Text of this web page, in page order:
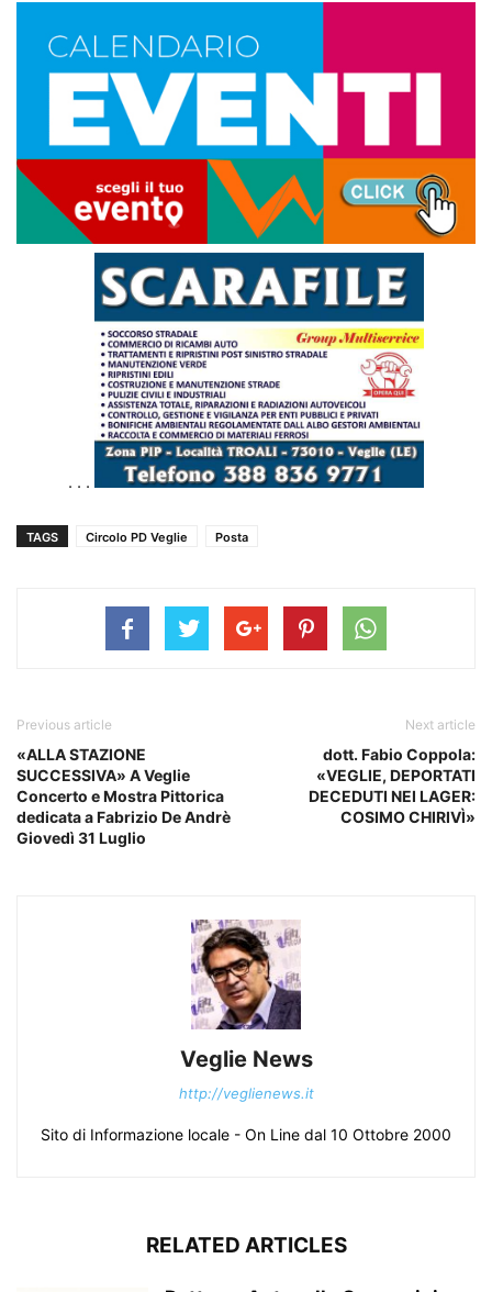
. . .
TAGS Circolo PD Veglie Posta
Previous article
«ALLA STAZIONE
SUCCESSIVA» A Veglie
Concerto e Mostra Pittorica
dedicata a Fabrizio De Andrè
Giovedì 31 Luglio
Next article
dott. Fabio Coppola:
«VEGLIE, DEPORTATI
DECEDUTI NEI LAGER:
COSIMO CHIRIVÌ»
Veglie News
http://veglienews.it
Sito di Informazione locale - On Line dal 10 Ottobre 2000
RELATED ARTICLES